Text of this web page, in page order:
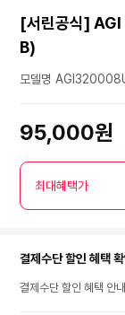
[서린공식]
B)
모델명
95,000원
최대혜택가
결제수단 할인 혜택
결제수단 할인 혜택 안내